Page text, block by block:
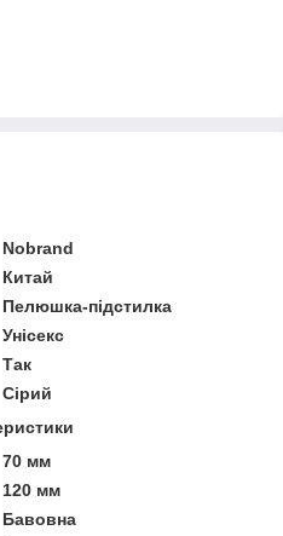
Nobrand
Китай
Пелюшка-підстилка
Унісекс
Так
Сірий
70 мм
120 мм
Бавовна